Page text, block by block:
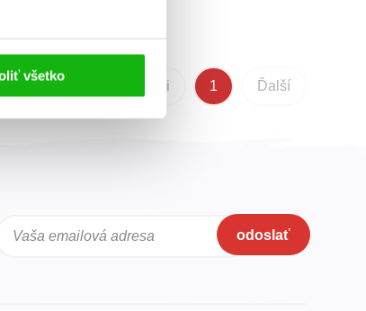
všetko
Predchádzajúci 1 Ďalší
Vaša emailová adresa odoslať